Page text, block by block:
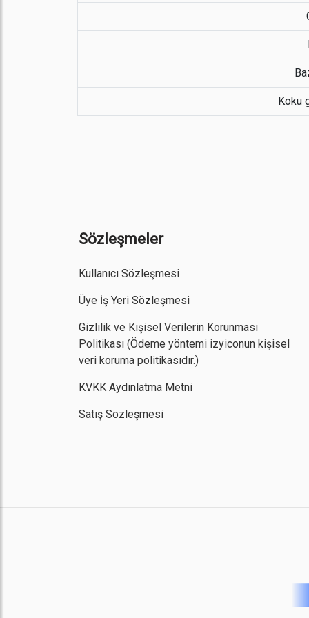
Koku
Sözleşmeler
Kullanıcı Sözleşmesi
Üye İş Yeri Sözleşmesi
Gizlilik ve Kişisel Verilerin Korunması
Politikası (Ödeme yöntemi izyiconun kişisel
veri koruma politikasıdır.)
KVKK Aydınlatma Metni
Satış Sözleşmesi